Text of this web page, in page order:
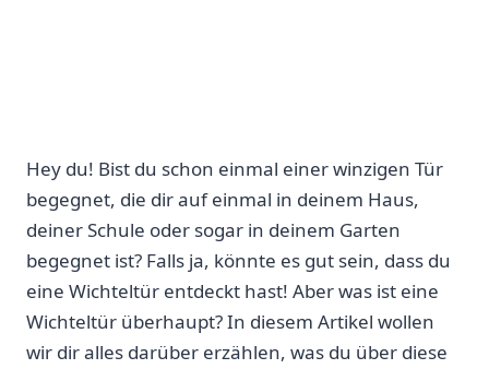
Hey du! Bist du schon einmal ⁤einer winzigen ⁣Tür
begegnet, die dir auf einmal ⁣in deinem Haus,
deiner Schule oder​ sogar in deinem ⁢Garten
begegnet ist? Falls ja, könnte ‍es‌ gut sein, dass du
eine Wichteltür entdeckt hast! Aber was ist‍ eine
Wichteltür überhaupt? In diesem Artikel wollen‌
wir ‌dir alles darüber erzählen, was du über diese